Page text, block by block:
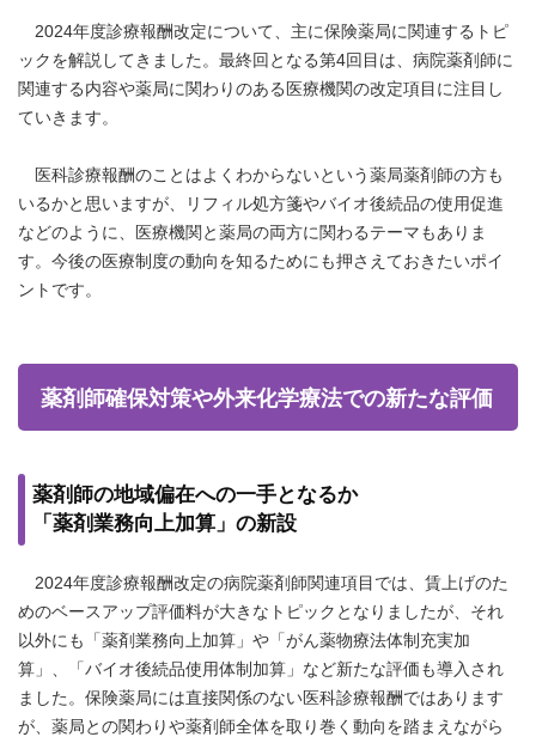
2024年度診療報酬改定について、主に保険薬局に関連するトピ
ックを解説してきました。最終回となる第4回目は、病院薬剤師に
関連する内容や薬局に関わりのある医療機関の改定項目に注目し
ていきます。
医科診療報酬のことはよくわからないという薬局薬剤師の方も
いるかと思いますが、リフィル処方箋やバイオ後続品の使用促進
などのように、医療機関と薬局の両方に関わるテーマもありま
す。今後の医療制度の動向を知るためにも押さえておきたいポイ
ントです。
薬剤師確保対策や外来化学療法での新たな評価
薬剤師の地域偏在への一手となるか
「薬剤業務向上加算」の新設
2024年度診療報酬改定の病院薬剤師関連項目では、賃上げのた
めのベースアップ評価料が大きなトピックとなりましたが、それ
以外にも「薬剤業務向上加算」や「がん薬物療法体制充実加
算」、「バイオ後続品使用体制加算」など新たな評価も導入され
ました。保険薬局には直接関係のない医科診療報酬ではあります
が、薬局との関わりや薬剤師全体を取り巻く動向を踏まえながら